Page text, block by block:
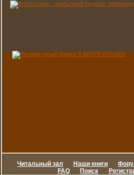
Читальный зал Наши книги
FAQ
Поиск